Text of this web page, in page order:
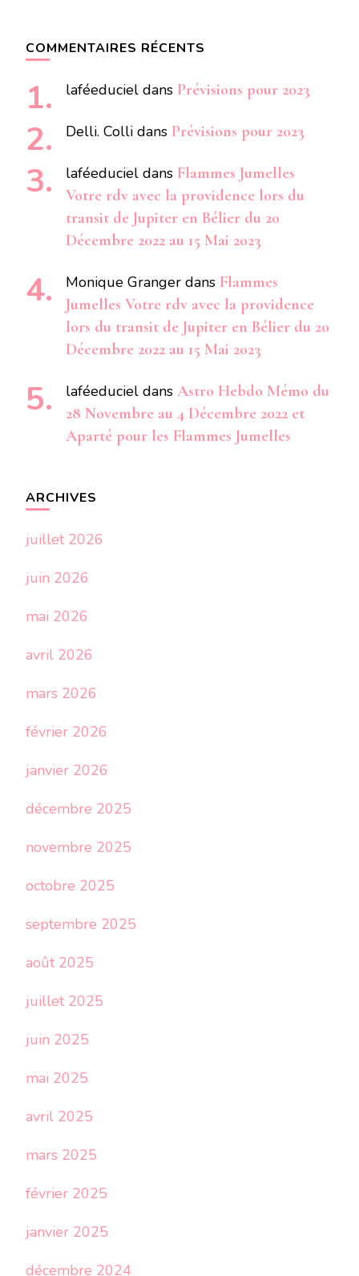
COMMENTAIRES RÉCENTS
laféeduciel dans Prévisions pour 2023
Delli. Colli dans Prévisions pour 2023
laféeduciel dans Flammes Jumelles
Votre rdv avec la providence lors du
transit de Jupiter en Bélier du 20
Décembre 2022 au 15 Mai 2023
Monique Granger dans Flammes
Jumelles Votre rdv avec la providence
lors du transit de Jupiter en Bélier du 20
Décembre 2022 au 15 Mai 2023
laféeduciel dans Astro Hebdo Mémo du
28 Novembre au 4 Décembre 2022 et
Aparté pour les Flammes Jumelles
ARCHIVES
juillet 2026
juin 2026
mai 2026
avril 2026
mars 2026
février 2026
janvier 2026
décembre 2025
novembre 2025
octobre 2025
septembre 2025
août 2025
juillet 2025
juin 2025
mai 2025
avril 2025
mars 2025
février 2025
janvier 2025
décembre 2024